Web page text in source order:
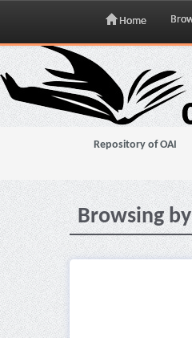
Skip
navigation
Home
Repository of OAI
Browsing